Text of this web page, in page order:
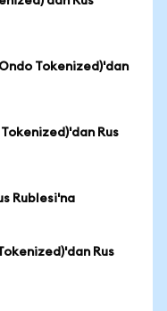
Tokenized)'dan
Tokenized)'dan Rus
Rublesi'na
Rus